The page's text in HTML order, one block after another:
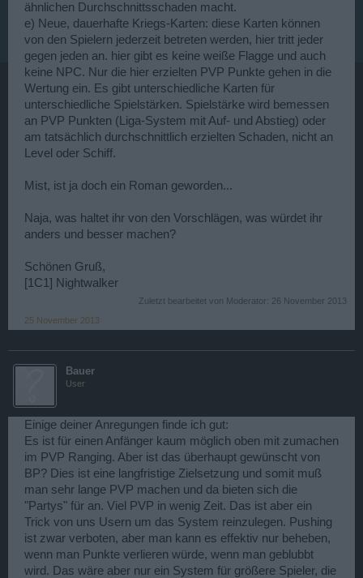
ähnlichen Durchschnittsschaden macht.
e) Neue, dauerhafte Kriegs-Karten: diese Karten können
von den Spielern jederzeit betreten werden, hier tritt jeder
gegen jeden an. hier gibt es keine weiße Flagge und auch
keine NPC. Nur die hier erzielten PVP Punkte gehen in die
Wertung ein. Es gibt unterschiedliche Karten für
unterschiedliche Spielstärken. Spielstärke wird bemessen
an PVP Punkten (Liga-System mit Auf- und Abstieg) oder
am tatsächlich durchschnittlich erzielten Schaden, nicht an
Level oder Schiff.
Mist, ist ja doch ein Roman geworden...
Naja, was haltet ihr von den Vorschlägen, was würdet ihr
anders und besser machen?
Schönen Gruß,
[1C1] Nightwalker
Zuletzt bearbeitet von Moderator: 26 November 2013
25 November 2013
Bauer
User
Einige deiner Anregungen finde ich gut:
Es ist für einen Anfänger kaum möglich oben mit zumachen
im PVP Ranging. Aber ist das überhaupt gewünscht von
BP? Dies ist eine langfristige Zielsetzung und somit muß
man sehr lange PVP machen und da bieten sich die
"Partys" für an. Viel PVP in wenig Zeit. Das ist aber ein
Trick von uns Usern um das System reinzulegen. Pushing
ist zwar verboten, aber man kann es effektiv nur beheben,
wenn man Punkte verlieren würde, wenn man geblubbt
wird. Das wäre aber nur ein System für größere Spieler, die